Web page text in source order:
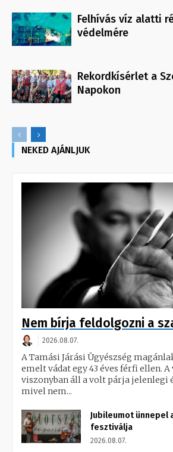
Felhívás víz alatti
védelmére
Rekordkísérlet a
Napokon
NEKED AJÁNLJUK
Nem bírja feldolgozni a
2026.08.07.
A Tamási Járási Ügyészség
emelt vádat egy 43 éves férfi ellen.
viszonyban áll a volt párja jelenlegi
mivel nem...
Jubileumot ünnepel
fesztiválja
2026.08.07.